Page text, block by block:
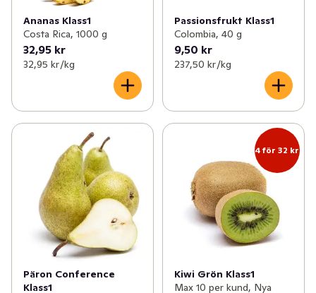
Ananas Klass1
Costa Rica, 1000 g
32,95 kr
32,95 kr /kg
Passionsfrukt Klass1
Colombia, 40 g
9,50 kr
237,50 kr /kg
Päron Conference
Klass1
4 för 32 kr
Kiwi Grön Klass1
Max 10 per kund, Nya